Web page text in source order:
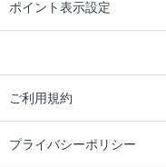
ポイント表示設定
ご利用規約
プライバシーポリシー